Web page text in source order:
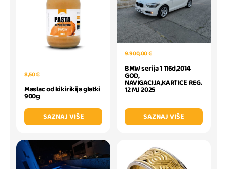
8,50 €
Maslac od kikirikija glatki
900g
SAZNAJ VIŠE
9.900,00 €
BMW serija 1 116d,2014
GOD,
NAVIGACIJA,KARTICE REG.
12 MJ 2025
SAZNAJ VIŠE